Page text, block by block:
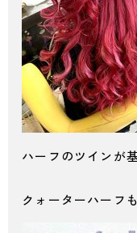
ハーフのツインが
クォーターハーフ